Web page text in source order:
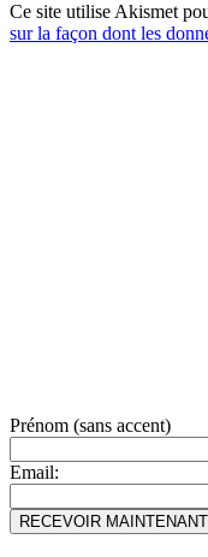
Ce site utilise Akismet
sur la façon dont les
Prénom (sans accent)
Email: